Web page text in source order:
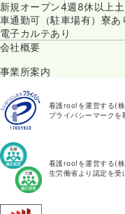
新規オープン4週8休以上
車通勤可（駐車場有） 寮あ
電子カルテあり
会社概要
事業所案内
看護roo!を運営する(
プライバシーマークを
看護roo!を運営する(
生労働省より認定を受